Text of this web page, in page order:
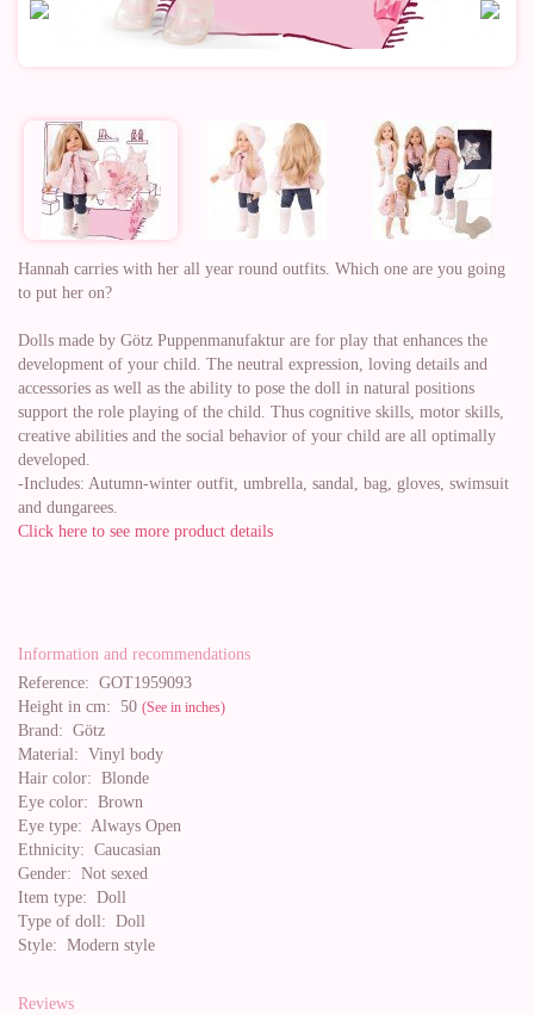
Hannah carries with her all year round outfits. Which one are you going
to put her on?
Dolls made by Götz Puppenmanufaktur are for play that enhances the
development of your child. The neutral expression, loving details and
accessories as well as the ability to pose the doll in natural positions
support the role playing of the child. Thus cognitive skills, motor skills,
creative abilities and the social behavior of your child are all optimally
developed.
-Includes: Autumn-winter outfit, umbrella, sandal, bag, gloves, swimsuit
and dungarees.
Click here to see more product details
Information and recommendations
Reference: GOT1959093
Height in cm: 50 (See in inches)
Brand: Götz
Material: Vinyl body
Hair color: Blonde
Eye color: Brown
Eye type: Always Open
Ethnicity: Caucasian
Gender: Not sexed
Item type: Doll
Type of doll: Doll
Style: Modern style
Reviews